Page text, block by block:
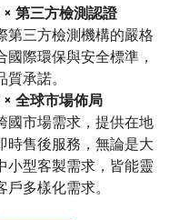
第三方檢測認證
第三方檢測機構的嚴格
國際環保與安全標準，
質承諾。
全球市場佈局
國市場需求，提供在地
時售後服務，無論是大
小型客製需求，皆能靈
戶多樣化需求。